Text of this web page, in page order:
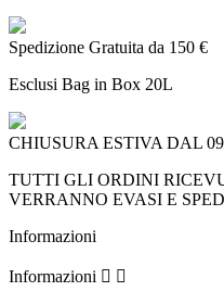
Spedizione Gratuita da 150 €
Esclusi Bag in Box 20L
CHIUSURA ESTIVA DAL
TUTTI GLI ORDINI
VERRANNO EVASI E
Informazioni
Informazioni  